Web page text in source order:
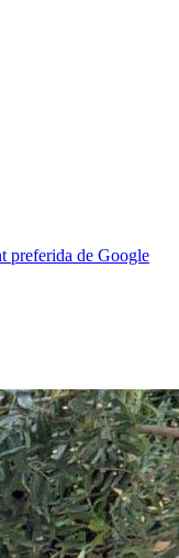
preferida de Google